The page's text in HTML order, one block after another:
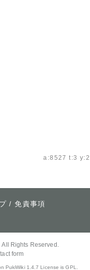
a:8527 t:3 y:2
/免責事項
All Rights Reserved.
form
PukiWiki 1.4.7 License is GPL.